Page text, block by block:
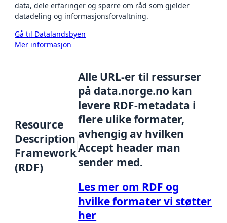
data, dele erfaringer og spørre om råd som gjelder
datadeling og informasjonsforvaltning.
Gå til Datalandsbyen
Mer informasjon
Resource
Description
Framework
(RDF)
Alle URL-er til ressurser
på data.norge.no kan
levere RDF-metadata i
flere ulike formater,
avhengig av hvilken
Accept header man
sender med.
Les mer om RDF og
hvilke formater vi støtter
her